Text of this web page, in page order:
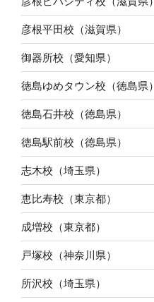
彦根平田校（滋賀県）
御器所校（愛知県）
徳島ゆめタウン校（徳島県）
徳島石井校（徳島県）
徳島駅前校（徳島県）
志木校（埼玉県）
恵比寿校（東京都）
成増校（東京都）
戸塚校（神奈川県）
所沢校（埼玉県）